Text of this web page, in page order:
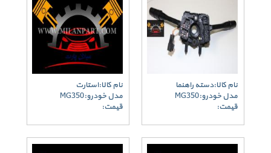
نام کالا:دسته راهنما
مدل خودرو:MG350
قیمت:
نام کالا:استارت
مدل خودرو:MG350
قیمت: